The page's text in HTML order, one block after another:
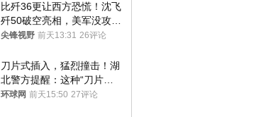
比歼36更让西方恐慌！沈飞
歼50破空亮相，美军没攻克
的技术被拿下
尖锋视野 前天13:31 26评论
刀片式插入，猛烈撞击！湖
北警方提醒：这种“刀片超
车”，太危险了
环球网 前天15:50 27评论